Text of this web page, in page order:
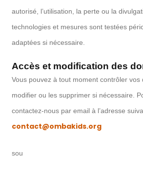
autorisé, l’utilisation, la perte ou la
technologies et mesures sont testées
adaptées si nécessaire.
Accès et modification des
Vous pouvez à tout moment contrôler vos
modifier ou les supprimer si nécessaire.
contactez-nous par email à l’adresse
contact@ombakids.org
sou